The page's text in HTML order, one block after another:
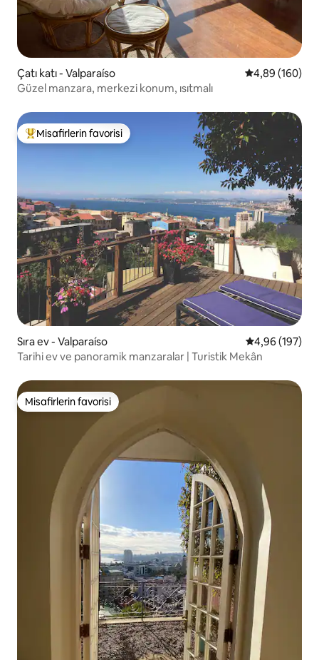
Çatı katı - Valparaíso 5 üzerinden
4,89 (160)
Güzel manzara, merkezi konum, ısıtmalı
Misafirlerin favorilerinden en beğenilenler arasında
Misafirlerin favorisi
Sıra ev - Valparaíso 5 üzerinden
4,96 (197)
Tarihi ev ve panoramik manzaralar | Turistik Mekân
Misafirlerin favorisi
Misafirlerin favorisi